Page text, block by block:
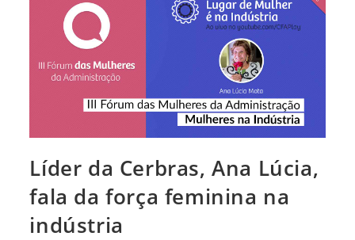
Líder da Cerbras, Ana Lúcia,
fala da força feminina na
indústria